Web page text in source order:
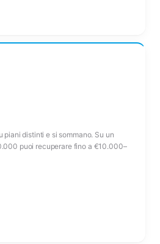
piani distinti e si sommano. Su un
puoi recuperare fino a €10.000–